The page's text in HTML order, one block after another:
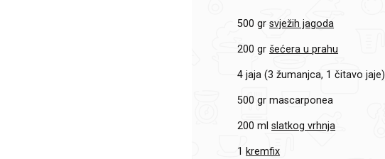
500 gr svježih jagoda
200 gr šećera u prahu
4 jaja (3 žumanjca, 1 čitavo jaje)
500 gr mascarponea
200 ml slatkog vrhnja
1 kremfix